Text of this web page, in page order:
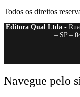
Todos os direitos
Editora Qual Ltda- Rua
– SP –
Navegue pelo